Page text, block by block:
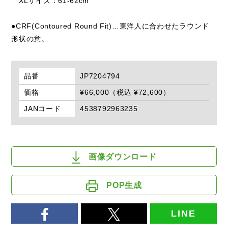
●CRF(Contoured Round Fit)…東洋人に合わせたラウンド
形状の意。
品番
JP7204794
価格
¥66,000（税込 ¥72,600）
JANコード
4538792963235
画像ダウンロード
POP生成
LINE